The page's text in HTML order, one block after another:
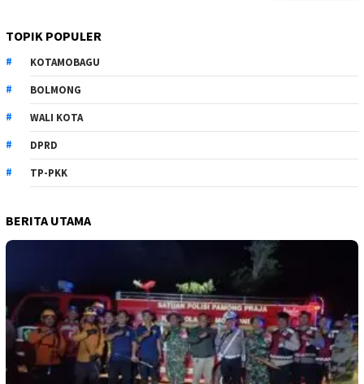
TOPIK POPULER
KOTAMOBAGU
BOLMONG
WALI KOTA
DPRD
TP-PKK
BERITA UTAMA